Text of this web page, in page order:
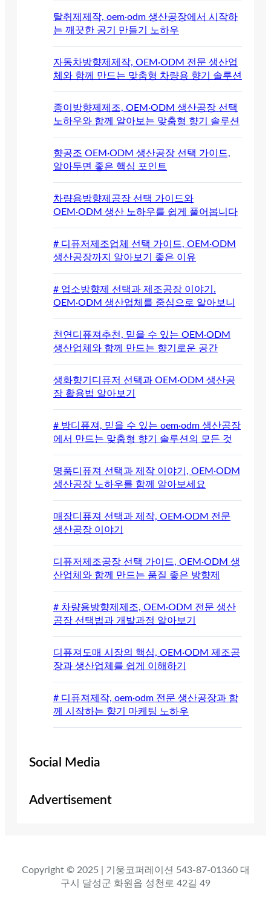
탈취제제작, oem·odm 생산공장에서 시작하
는 깨끗한 공기 만들기 노하우
자동차방향제제작, OEM·ODM 전문 생산업
체와 함께 만드는 맞춤형 차량용 향기 솔루션
종이방향제제조, OEM·ODM 생산공장 선택
노하우와 함께 알아보는 맞춤형 향기 솔루션
향공조 OEM·ODM 생산공장 선택 가이드,
알아두면 좋은 핵심 포인트
차량용방향제공장 선택 가이드와
OEM·ODM 생산 노하우를 쉽게 풀어봅니다
# 디퓨저제조업체 선택 가이드, OEM·ODM
생산공장까지 알아보기 좋은 이유
# 업소방향제 선택과 제조공장 이야기.
OEM·ODM 생산업체를 중심으로 알아보니
천연디퓨져추천, 믿을 수 있는 OEM·ODM
생산업체와 함께 만드는 향기로운 공간
생화향기디퓨저 선택과 OEM·ODM 생산공
장 활용법 알아보기
# 방디퓨져, 믿을 수 있는 oem·odm 생산공장
에서 만드는 맞춤형 향기 솔루션의 모든 것
명품디퓨져 선택과 제작 이야기, OEM·ODM
생산공장 노하우를 함께 알아보세요
매장디퓨져 선택과 제작, OEM·ODM 전문
생산공장 이야기
디퓨저제조공장 선택 가이드, OEM·ODM 생
산업체와 함께 만드는 품질 좋은 방향제
# 차량용방향제제조, OEM·ODM 전문 생산
공장 선택법과 개발과정 알아보기
디퓨져도매 시장의 핵심, OEM·ODM 제조공
장과 생산업체를 쉽게 이해하기
# 디퓨져제작, oem·odm 전문 생산공장과 함
께 시작하는 향기 마케팅 노하우
Social Media
Advertisement
Copyright © 2025 | 기웅코퍼레이션 543-87-01360 대
구시 달성군 화원읍 성천로 42길 49